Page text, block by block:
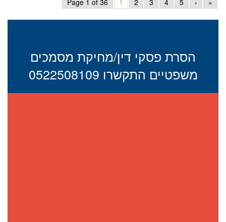
Page 1 of 36 1 2 3 4 5 › »
הסרת פסקי דין/מחיקת מסמכים
משפטיים התקשרו 0522508109